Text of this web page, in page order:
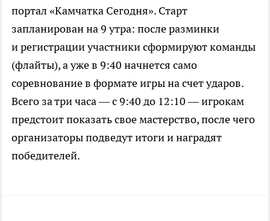
портал «Камчатка Сегодня». Старт
запланирован на 9 утра: после разминки
и регистрации участники сформируют команды
(флайты), а уже в 9:40 начнется само
соревнование в формате игры на счет ударов.
Всего за три часа — с 9:40 до 12:10 — игрокам
предстоит показать свое мастерство, после чего
организаторы подведут итоги и наградят
победителей.